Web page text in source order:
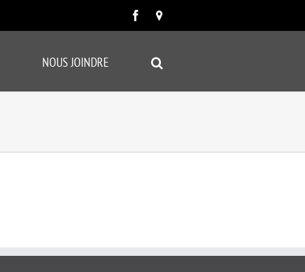
Facebook
Carte
NOUS JOINDRE